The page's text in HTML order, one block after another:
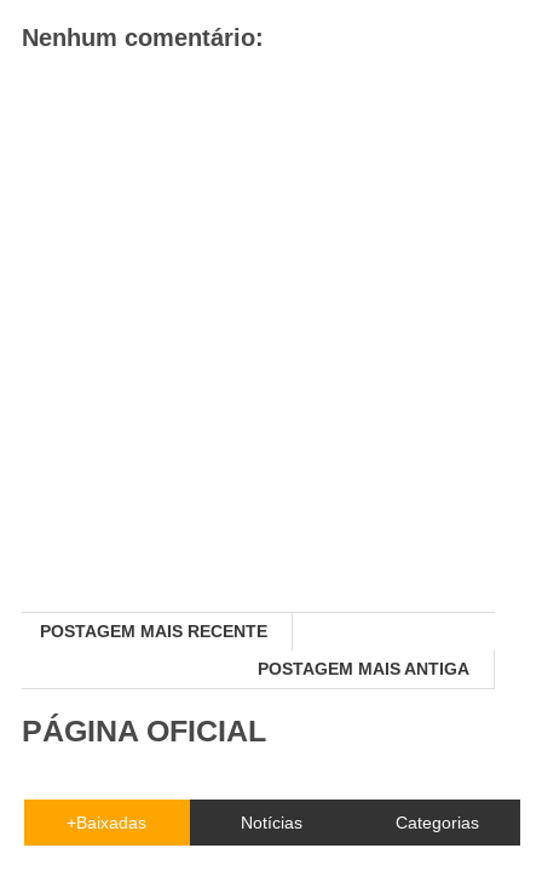
Nenhum comentário:
POSTAGEM MAIS RECENTE
POSTAGEM MAIS ANTIGA
PÁGINA OFICIAL
+Baixadas Notícias Categorias